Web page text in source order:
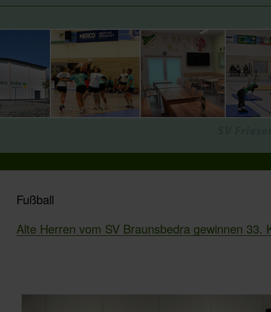
Fußball
Alte Herren vom SV Braunsbedra gewinnen 33.